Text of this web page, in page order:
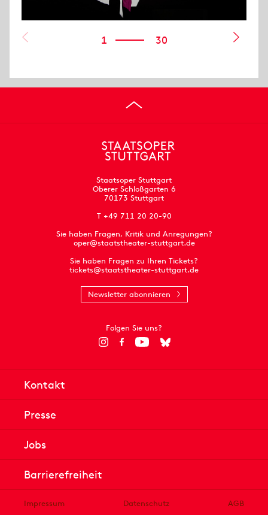
1 30
Staatsoper Stuttgart
Oberer Schloßgarten 6
70173 Stuttgart
T +49 711 20 20-90
Sie haben Fragen, Kritik und Anregungen?
oper@staatstheater-stuttgart.de
Sie haben Fragen zu Ihren Tickets?
tickets@staatstheater-stuttgart.de
Newsletter abonnieren
Folgen Sie uns?
Kontakt
Presse
Jobs
Barrierefreiheit
Impressum Datenschutz AGB